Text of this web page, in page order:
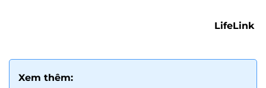
LifeLink
Xem thêm: